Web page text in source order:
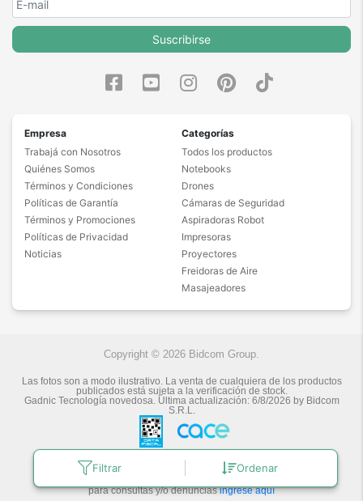
Filtrar Ordenar
Suscribirse
Empresa
Trabajá con Nosotros
Quiénes Somos
Términos y Condiciones
Políticas de Garantía
Términos y Promociones
Políticas de Privacidad
Noticias
Categorías
Todos los productos
Notebooks
Drones
Cámaras de Seguridad
Aspiradoras Robot
Impresoras
Proyectores
Freidoras de Aire
Masajeadores
Copyright © 2026 Bidcom Group.
Las fotos son a modo ilustrativo. La venta de cualquiera de los productos
publicados está sujeta a la verificación de stock.
Gadnic Tecnología novedosa.Última actualización: 6/8/2026 by Bidcom
S.R.L.
Botón de arrepentimiento
para consultas y/o denunciasingrese aquí